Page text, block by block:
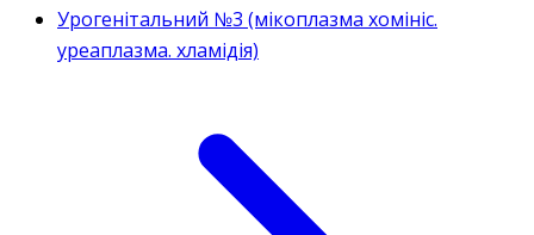
Урогенітальний №3 (мікоплазма хомініс.
уреаплазма. хламідія)